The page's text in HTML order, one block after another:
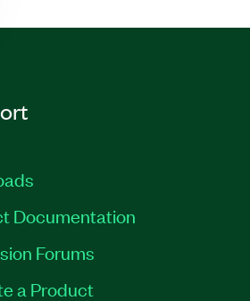
Documentation
Forums
a Product